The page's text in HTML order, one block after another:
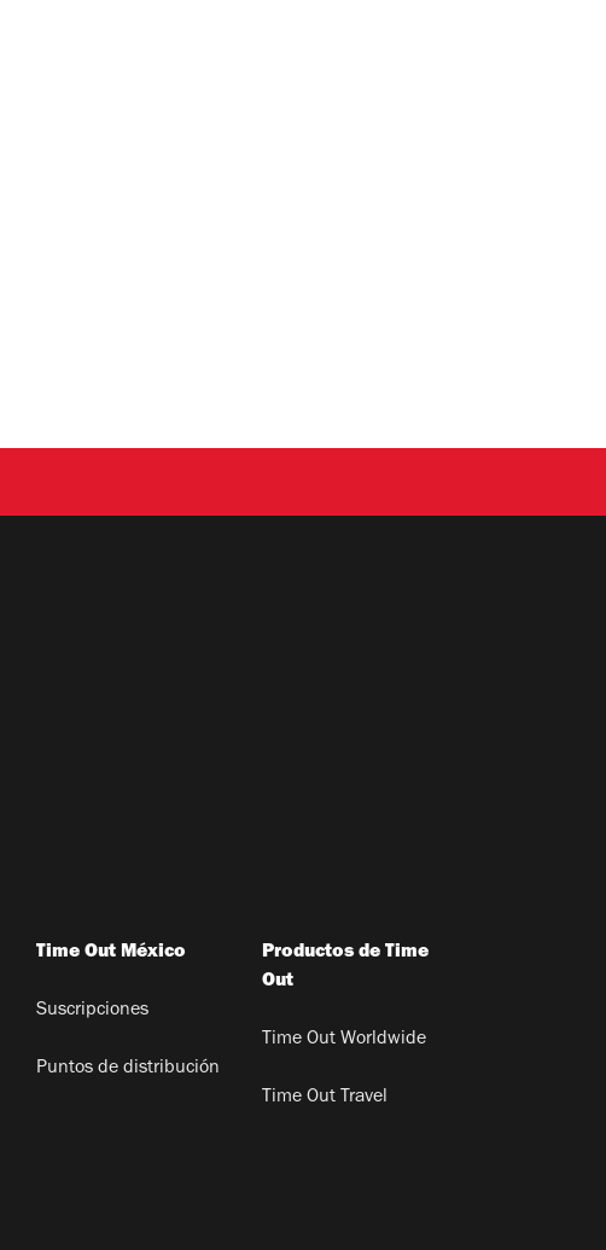
Time Out México
Suscripciones
Puntos de distribución
Productos de Time
Out
Time Out Worldwide
Time Out Travel